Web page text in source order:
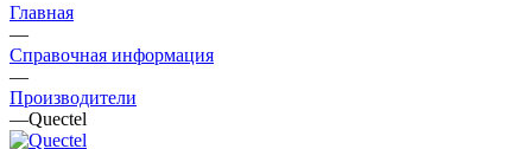
Главная
—
Справочная информация
—
Производители
—Quectel